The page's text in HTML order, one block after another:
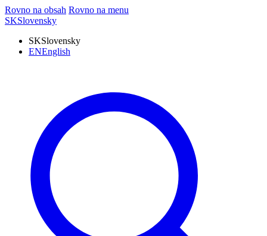
Rovno na obsah Rovno na menu
SKSlovensky
SKSlovensky
ENEnglish